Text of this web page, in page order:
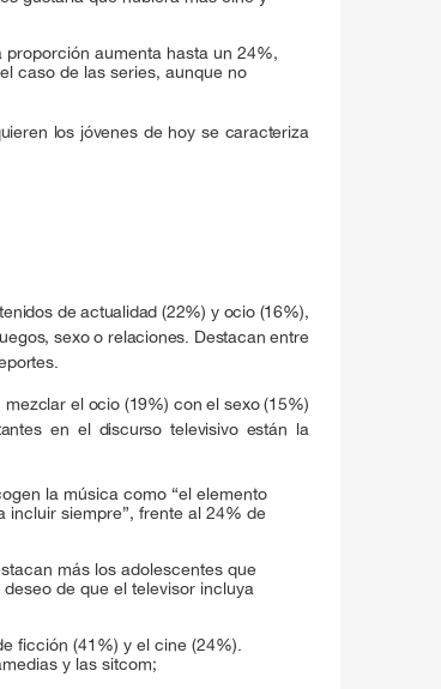
proporción aumenta hasta un 24%,
caso de las series, aunque no
los jóvenes de hoy se caracteriza
de actualidad (22%) y ocio (16%),
sexo o relaciones. Destacan entre
el ocio (19%) con el sexo (15%)
en el discurso televisivo están la
la música como “el elemento
incluir siempre”, frente al 24% de
más los adolescentes que
de que el televisor incluya
ficción (41%) y el cine (24%).
y las sitcom;